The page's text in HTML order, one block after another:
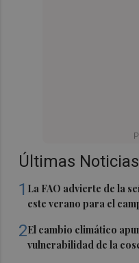
Últimas Noticias
1 La FAO advierte de la
este verano para el
2El cambio climático
vulnerabilidad de la